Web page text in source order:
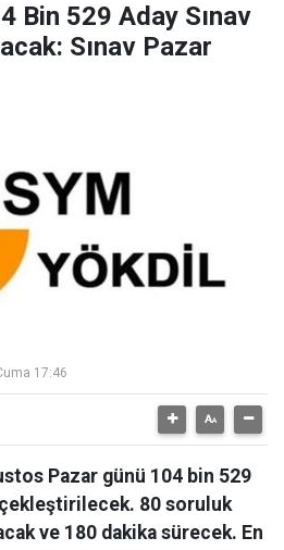
Bin 529 Aday Sınav
Sınav Pazar
17:46
Pazar günü 104 bin 529
80 soruluk
ve 180 dakika sürecek. En